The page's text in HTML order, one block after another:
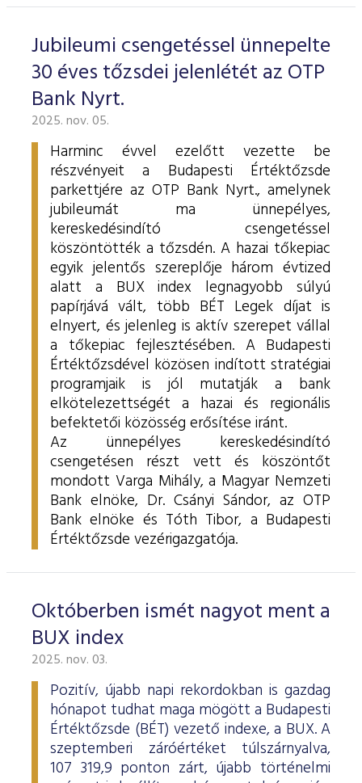
Jubileumi csengetéssel ünnepelte
30 éves tőzsdei jelenlétét az OTP
Bank Nyrt.
2025. nov. 05.
Harminc évvel ezelőtt vezette be
részvényeit a Budapesti Értéktőzsde
parkettjére az OTP Bank Nyrt., amelynek
jubileumát ma ünnepélyes,
kereskedésindító csengetéssel
köszöntötték a tőzsdén. A hazai tőkepiac
egyik jelentős szereplője három évtized
alatt a BUX index legnagyobb súlyú
papírjává vált, több BÉT Legek díjat is
elnyert, és jelenleg is aktív szerepet vállal
a tőkepiac fejlesztésében. A Budapesti
Értéktőzsdével közösen indított stratégiai
programjaik is jól mutatják a bank
elkötelezettségét a hazai és regionális
befektetői közösség erősítése iránt.
Az ünnepélyes kereskedésindító
csengetésen részt vett és köszöntőt
mondott Varga Mihály, a Magyar Nemzeti
Bank elnöke, Dr. Csányi Sándor, az OTP
Bank elnöke és Tóth Tibor, a Budapesti
Értéktőzsde vezérigazgatója.
Októberben ismét nagyot ment a
BUX index
2025. nov. 03.
Pozitív, újabb napi rekordokban is gazdag
hónapot tudhat maga mögött a Budapesti
Értéktőzsde (BÉT) vezető indexe, a BUX. A
szeptemberi záróértéket túlszárnyalva,
107 319,9 ponton zárt, újabb történelmi